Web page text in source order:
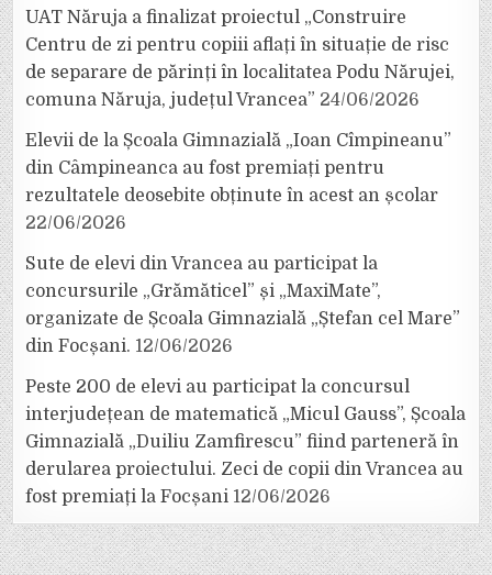
UAT Năruja a finalizat proiectul „Construire
Centru de zi pentru copiii aflați în situație de risc
de separare de părinți în localitatea Podu Nărujei,
comuna Năruja, județul Vrancea” 24/06/2026
Elevii de la Școala Gimnazială „Ioan Cîmpineanu”
din Câmpineanca au fost premiați pentru
rezultatele deosebite obținute în acest an școlar
22/06/2026
Sute de elevi din Vrancea au participat la
concursurile „Grămăticel” și „MaxiMate”,
organizate de Școala Gimnazială „Ștefan cel Mare”
din Focșani. 12/06/2026
Peste 200 de elevi au participat la concursul
interjudețean de matematică „Micul Gauss”, Școala
Gimnazială „Duiliu Zamfirescu” fiind parteneră în
derularea proiectului. Zeci de copii din Vrancea au
fost premiați la Focșani 12/06/2026